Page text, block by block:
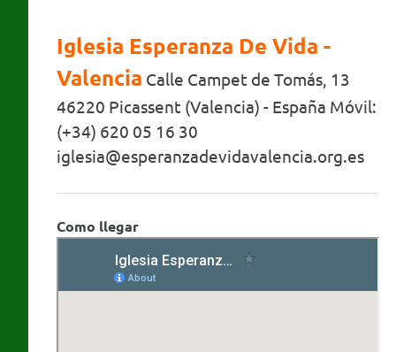
Iglesia Esperanza De Vida -
Valencia Calle Campet de Tomás, 13
46220 Picassent (Valencia) - España Móvil:
(+34) 620 05 16 30
iglesia@esperanzadevidavalencia.org.es
Como llegar